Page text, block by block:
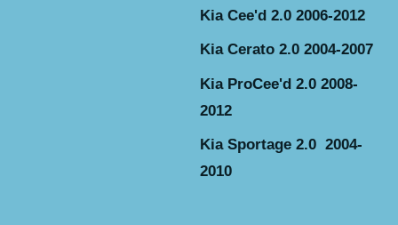
Kia Cee'd 2.0 2006-2012
Kia Cerato 2.0 2004-2007
Kia ProCee'd 2.0 2008-
2012
Kia Sportage 2.0 2004-
2010